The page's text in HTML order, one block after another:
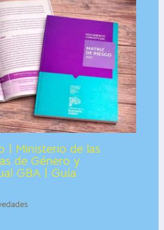
| Ministerio de las
de Género y
GBA | Guía